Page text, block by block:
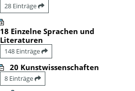
28 Einträge
18 Einzelne Sprachen und
Literaturen
148 Einträge
20 Kunstwissenschaften
8 Einträge